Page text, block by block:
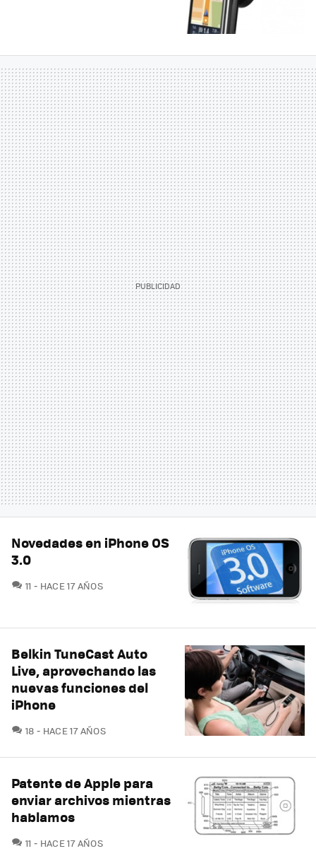
Novedades en iPhone OS
3.0
11 COMENTARIOS
HACE 17 AÑOS
Belkin TuneCast Auto
Live, aprovechando las
nuevas funciones del
iPhone
18 COMENTARIOS
HACE 17 AÑOS
Patente de Apple para
enviar archivos mientras
hablamos
11 COMENTARIOS
HACE 17 AÑOS